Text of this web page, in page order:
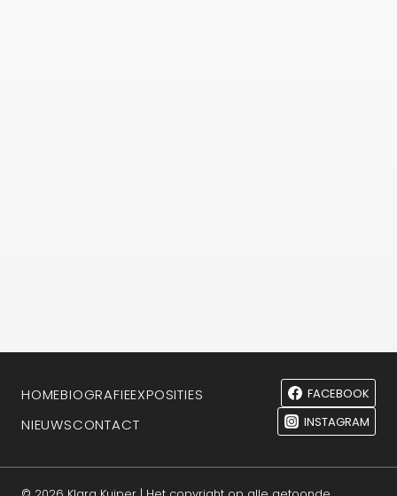
HOMEBIOGRAFIEEXPOSITIES
NIEUWSCONTACT
FACEBOOK
INSTAGRAM